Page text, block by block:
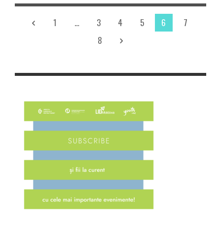
1 … 3 4 5 6
7
8